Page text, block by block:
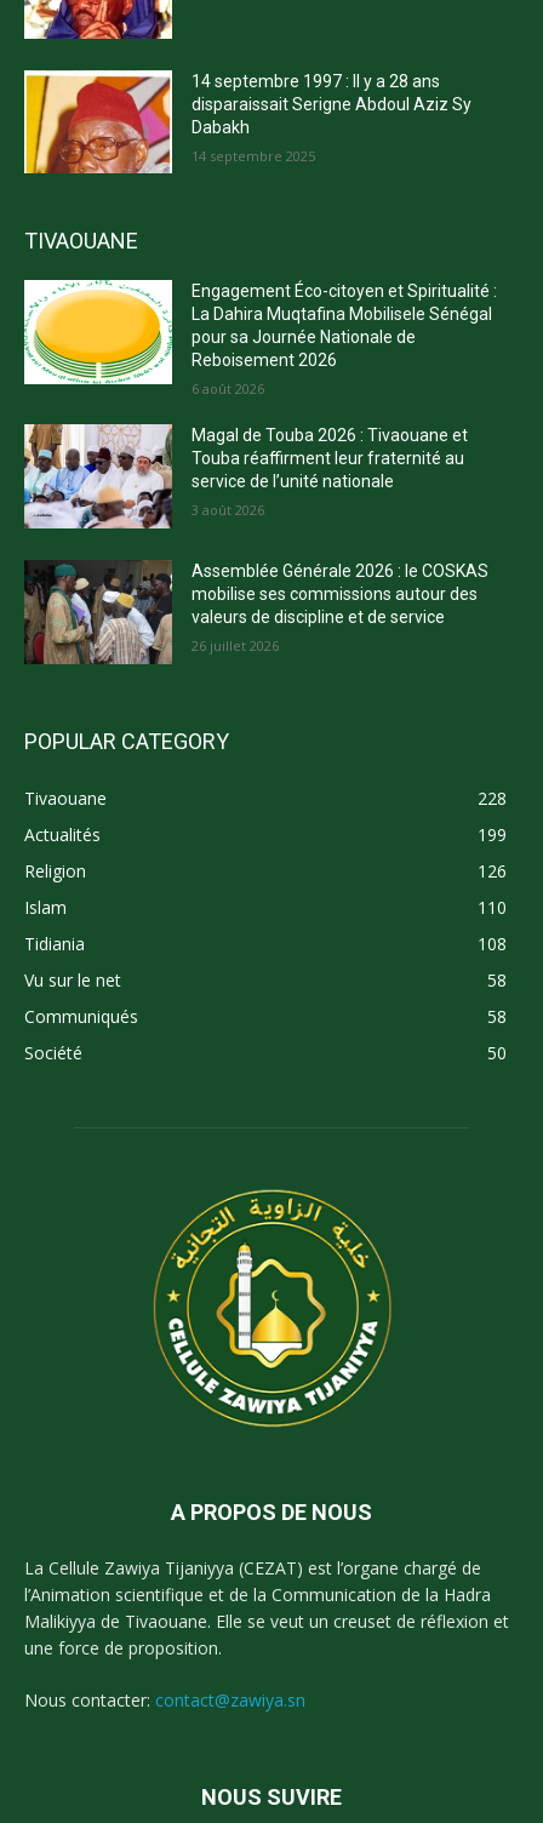
14 septembre 1997 : Il y a 28 ans
disparaissait Serigne Abdoul Aziz Sy
Dabakh
14 septembre 2025
TIVAOUANE
Engagement Éco-citoyen et Spiritualité :
La Dahira Muqtafina Mobilisele Sénégal
pour sa Journée Nationale de
Reboisement 2026
6 août 2026
Magal de Touba 2026 : Tivaouane et
Touba réaffirment leur fraternité au
service de l’unité nationale
3 août 2026
Assemblée Générale 2026 : le COSKAS
mobilise ses commissions autour des
valeurs de discipline et de service
26 juillet 2026
POPULAR CATEGORY
Tivaouane
228
Actualités
199
Religion
126
Islam
110
Tidiania
108
Vu sur le net
58
Communiqués
58
Société
50
A PROPOS DE NOUS
La Cellule Zawiya Tijaniyya (CEZAT) est l’organe chargé de
l’Animation scientifique et de la Communication de la Hadra
Malikiyya de Tivaouane. Elle se veut un creuset de réflexion et
une force de proposition.
Nous contacter: contact@zawiya.sn
NOUS SUVIRE